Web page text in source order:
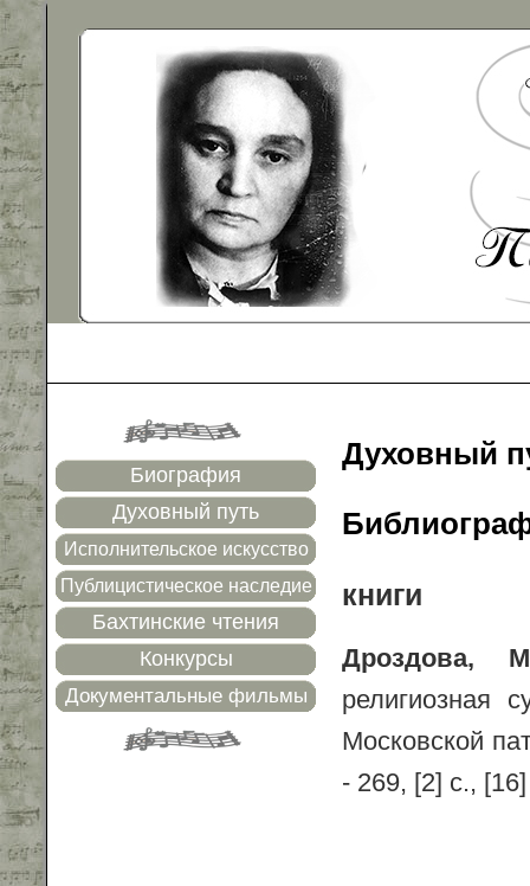
Биография
Духовный путь
Исполнительское искусство
Публицистическое наследие
Бахтинские чтения
Конкурсы
Документальные фильмы
Духовный
книги
Дроздова,
религиозная
Московской
- 269, [2] с.,